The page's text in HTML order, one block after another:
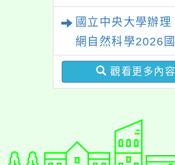
國立中央大學辦理
網自然科學2026
期課程」
觀看更多內容